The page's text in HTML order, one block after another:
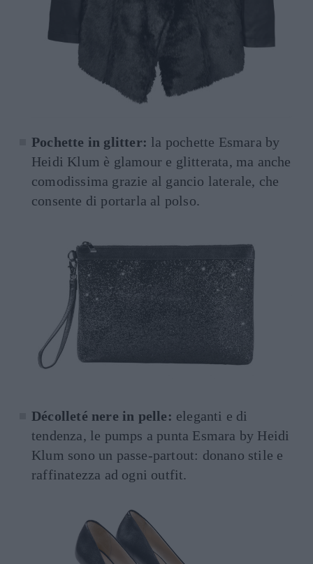
Pochette in glitter: la pochette Esmara by
Heidi Klum è glamour e glitterata, ma anche
comodissima grazie al gancio laterale, che
consente di portarla al polso.
Décolleté nere in pelle: eleganti e di
tendenza, le pumps a punta Esmara by Heidi
Klum sono un passe-partout: donano stile e
raffinatezza ad ogni outfit.